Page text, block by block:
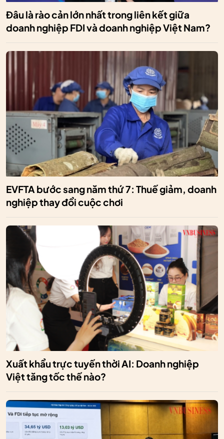
Đâu là rào cản lớn nhất trong liên kết giữa
doanh nghiệp FDI và doanh nghiệp Việt Nam?
EVFTA bước sang năm thứ 7: Thuế giảm, doanh
nghiệp thay đổi cuộc chơi
Xuất khẩu trực tuyến thời AI: Doanh nghiệp
Việt tăng tốc thế nào?